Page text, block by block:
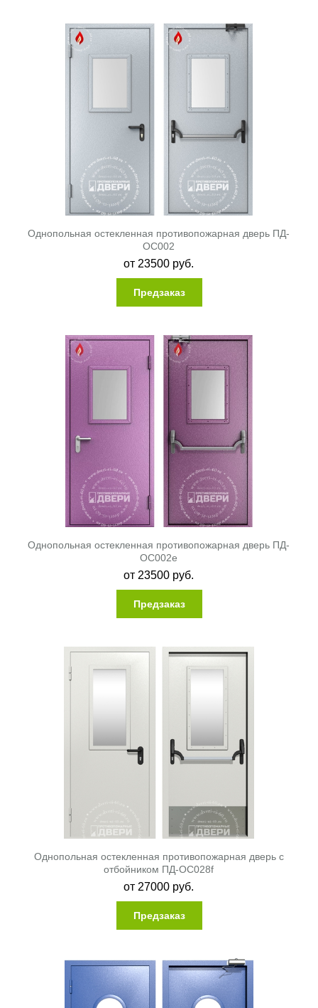
Однопольная остекленная противопожарная дверь ПД-
ОС002
от 23500 руб.
Предзаказ
Однопольная остекленная противопожарная дверь ПД-
ОС002e
от 23500 руб.
Предзаказ
Однопольная остекленная противопожарная дверь с
отбойником ПД-ОС028f
от 27000 руб.
Предзаказ